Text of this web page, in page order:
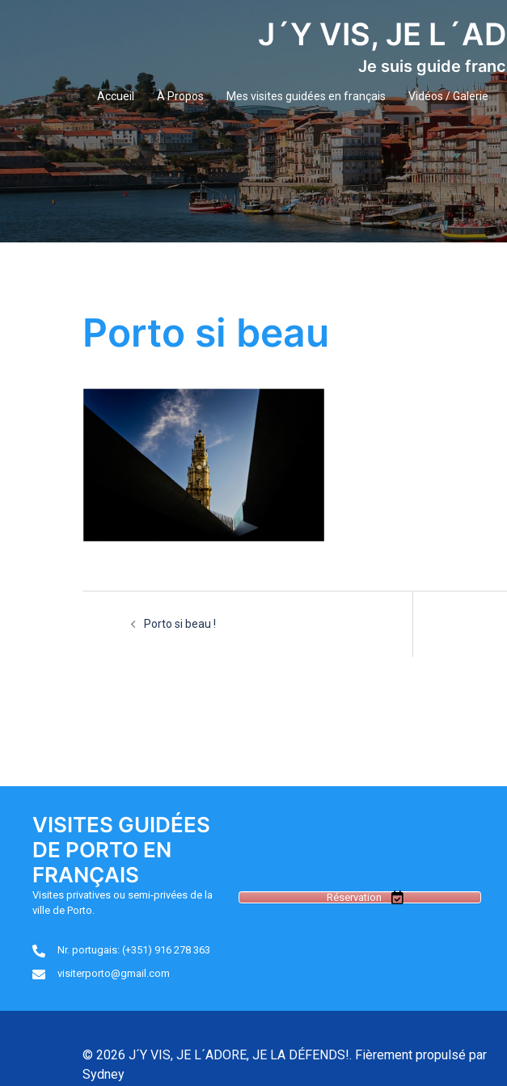
J´Y VIS, JE
Je suis guide
Accueil À Propos Mes visites guidées en français Vidéos / Galerie
Porto si beau
Navigation
Porto si beau !
VISITES GUIDÉES
DE PORTO EN
FRANÇAIS
Visites privatives ou semi-privées de la
ville de Porto.
Nr. portugais: (+351) 916 278 363
visiterporto@gmail.com
Réservation
© 2026 J´Y VIS, JE L´ADORE, JE LA DÉFENDS!. Fièrement propulsé par
Sydney